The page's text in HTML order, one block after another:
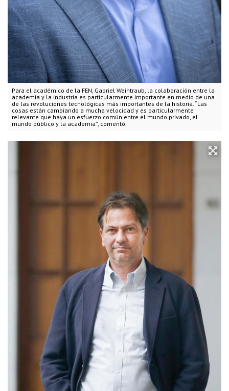
Para el académico de la FEN, Gabriel Weintraub, la colaboración entre la
academia y la industria es particularmente importante en medio de una
de las revoluciones tecnológicas más importantes de la historia. “Las
cosas están cambiando a mucha velocidad y es particularmente
relevante que haya un esfuerzo común entre el mundo privado, el
mundo público y la academia”, comentó.